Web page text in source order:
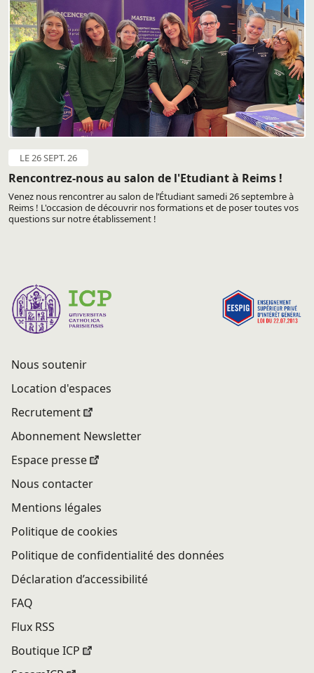
LE 26 SEPT. 26
Rencontrez-nous au salon de l'Etudiant à Reims !
Venez nous rencontrer au salon de l’Étudiant samedi 26 septembre à
Reims ! L'occasion de découvrir nos formations et de poser toutes vos
questions sur notre établissement !
Nous soutenir
Location d'espaces
Recrutement
Abonnement Newsletter
Espace presse
Nous contacter
Mentions légales
Politique de cookies
Politique de confidentialité des données
Déclaration d’accessibilité
FAQ
Flux RSS
Boutique ICP